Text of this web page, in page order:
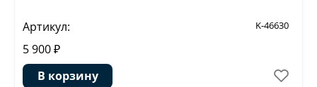
Артикул: K-46630
5 900 ₽
В корзину